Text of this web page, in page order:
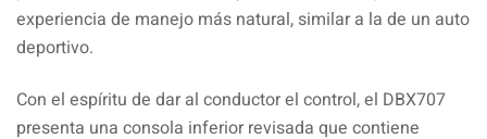
experiencia de manejo más natural, similar a la de un auto
deportivo.
Con el espíritu de dar al conductor el control, el DBX707
presenta una consola inferior revisada que contiene